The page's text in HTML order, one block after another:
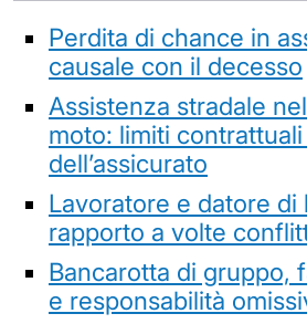
Perdita di chance in
causale con il decesso
Assistenza stradale
moto: limiti
dell’assicurato
Lavoratore e datore di
rapporto a volte
Bancarotta di gruppo,
e responsabilità